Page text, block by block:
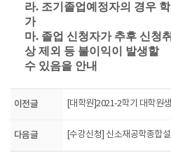
라. 조기졸업예정자의 경우
가
마. 졸업 신청자가 추후 신청
상 제외 등 불이익이 발생할
수 있음을 안내
이전글 [대학원]2021-2학기 대학원
다음글 [수강신청] 신소재공학종합